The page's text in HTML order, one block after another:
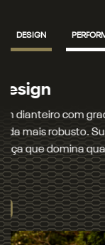
DESIGN
Novos faróis
Novos faróis e
com precisão.
marcante, seja de
Previous Next